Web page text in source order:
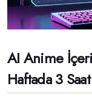
AI Anime
Haftada 3